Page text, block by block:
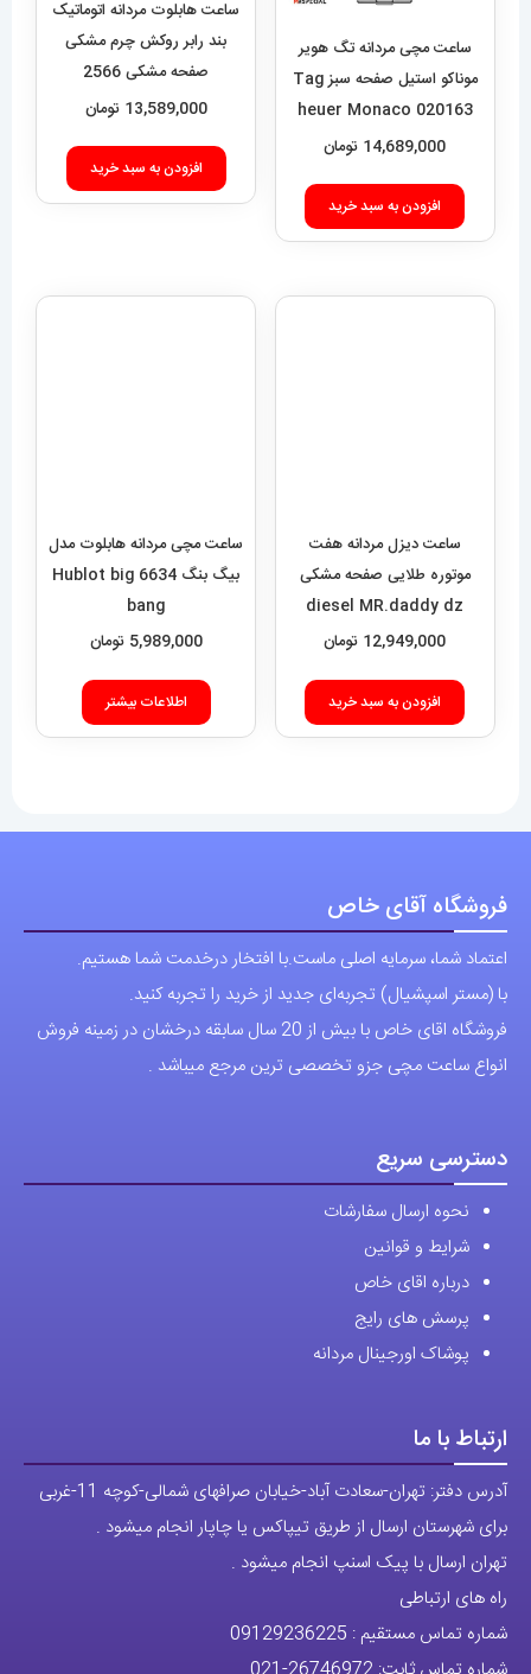
ساعت مچی مردانه تگ هویر
موناکو استیل صفحه سبز Tag
heuer Monaco 020163
14,689,000 تومان
افزودن به سبد خرید
HUBLOT BIG BANG
13,589,000تومان
افزودن به سبد خرید
01010
12,949,000تومان
افزودن به سبد خرید
5,989,000 تومان
اطلاعات بیشتر
با (مستر اسپشیال) تجربه‌ای جدید از خرید را تجربه کنید.
فروشگاه اقای خاص با بیش از 20 سال سابقه درخشان در زمینه فروش
انواع ساعت مچی جزو تخصصی ترین مرجع میباشد .
دسترسی سریع
شرایط و قوانین
درباره اقای خاص
پرسش های رایج
پوشاک اورجینال مردانه
ارتباط با ما
برای شهرستان ارسال از طریق تیپاکس یا چاپار انجام میشود .
تهران ارسال با پیک اسنپ انجام میشود .
راه های ارتباطی
شماره تماس مستقیم :
09129236225
شماره تماس ثابت:
26746972
تلگرام